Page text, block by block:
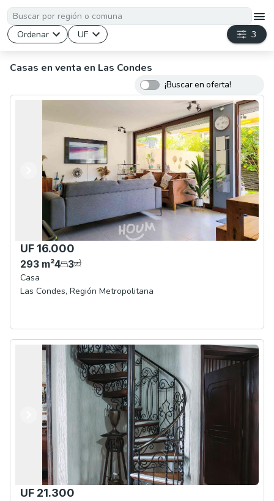
3
Ordenar UF
Casas en venta en Las Condes
¡Buscar en oferta!
Anterior
Siguiente
UF 16.000
293 m²4 3
Casa
Las Condes, Región Metropolitana
Anterior
Siguiente
UF 21.300